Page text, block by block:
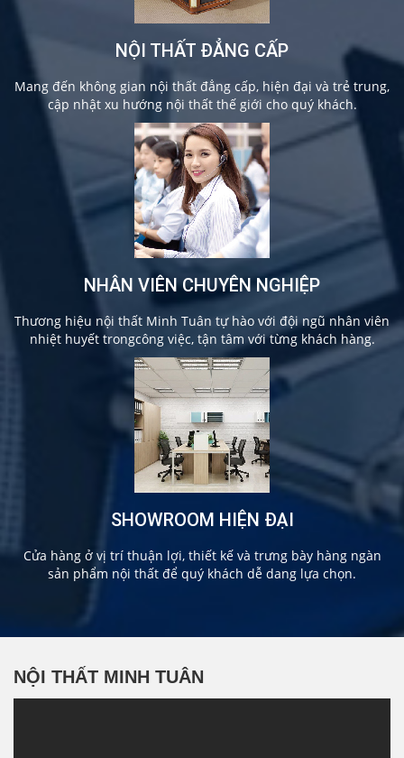
NỘI THẤT ĐẲNG CẤP
Mang đến không gian nội thất đẳng cấp, hiện đại và trẻ trung,
cập nhật xu hướng nội thất thế giới cho quý khách.
NHÂN VIÊN CHUYÊN NGHIỆP
Thương hiệu nội thất Minh Tuân tự hào với đội ngũ nhân viên
nhiệt huyết trongcông việc, tận tâm với từng khách hàng.
SHOWROOM HIỆN ĐẠI
Cửa hàng ở vị trí thuận lợi, thiết kế và trưng bày hàng ngàn
sản phẩm nội thất để quý khách dễ dang lựa chọn.
NỘI THẤT MINH TUÂN